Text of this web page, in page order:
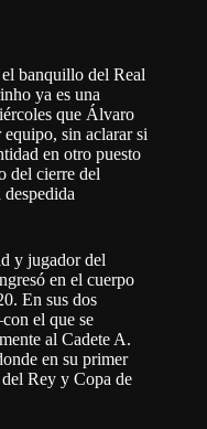
banquillo del Real
ya es una
que Álvaro
sin aclarar si
en otro puesto
del cierre del
y jugador del
en el cuerpo
En sus dos
el que se
al Cadete A.
en su primer
Rey y Copa de